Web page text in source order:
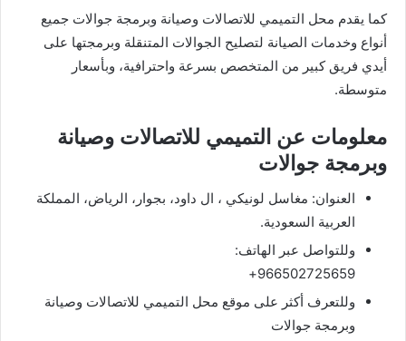
كما يقدم محل التميمي للاتصالات وصيانة وبرمجة جوالات جميع
أنواع وخدمات الصيانة لتصليح الجوالات المتنقلة وبرمجتها على
أيدي فريق كبير من المتخصص بسرعة واحترافية، وبأسعار
متوسطة.
معلومات عن التميمي للاتصالات وصيانة
وبرمجة جوالات
العنوان: مغاسل لونيكي ، ال داود، بجوار، الرياض، المملكة
العربية السعودية.
وللتواصل عبر الهاتف:
966502725659+
وللتعرف أكثر على موقع محل التميمي للاتصالات وصيانة
وبرمجة جوالات